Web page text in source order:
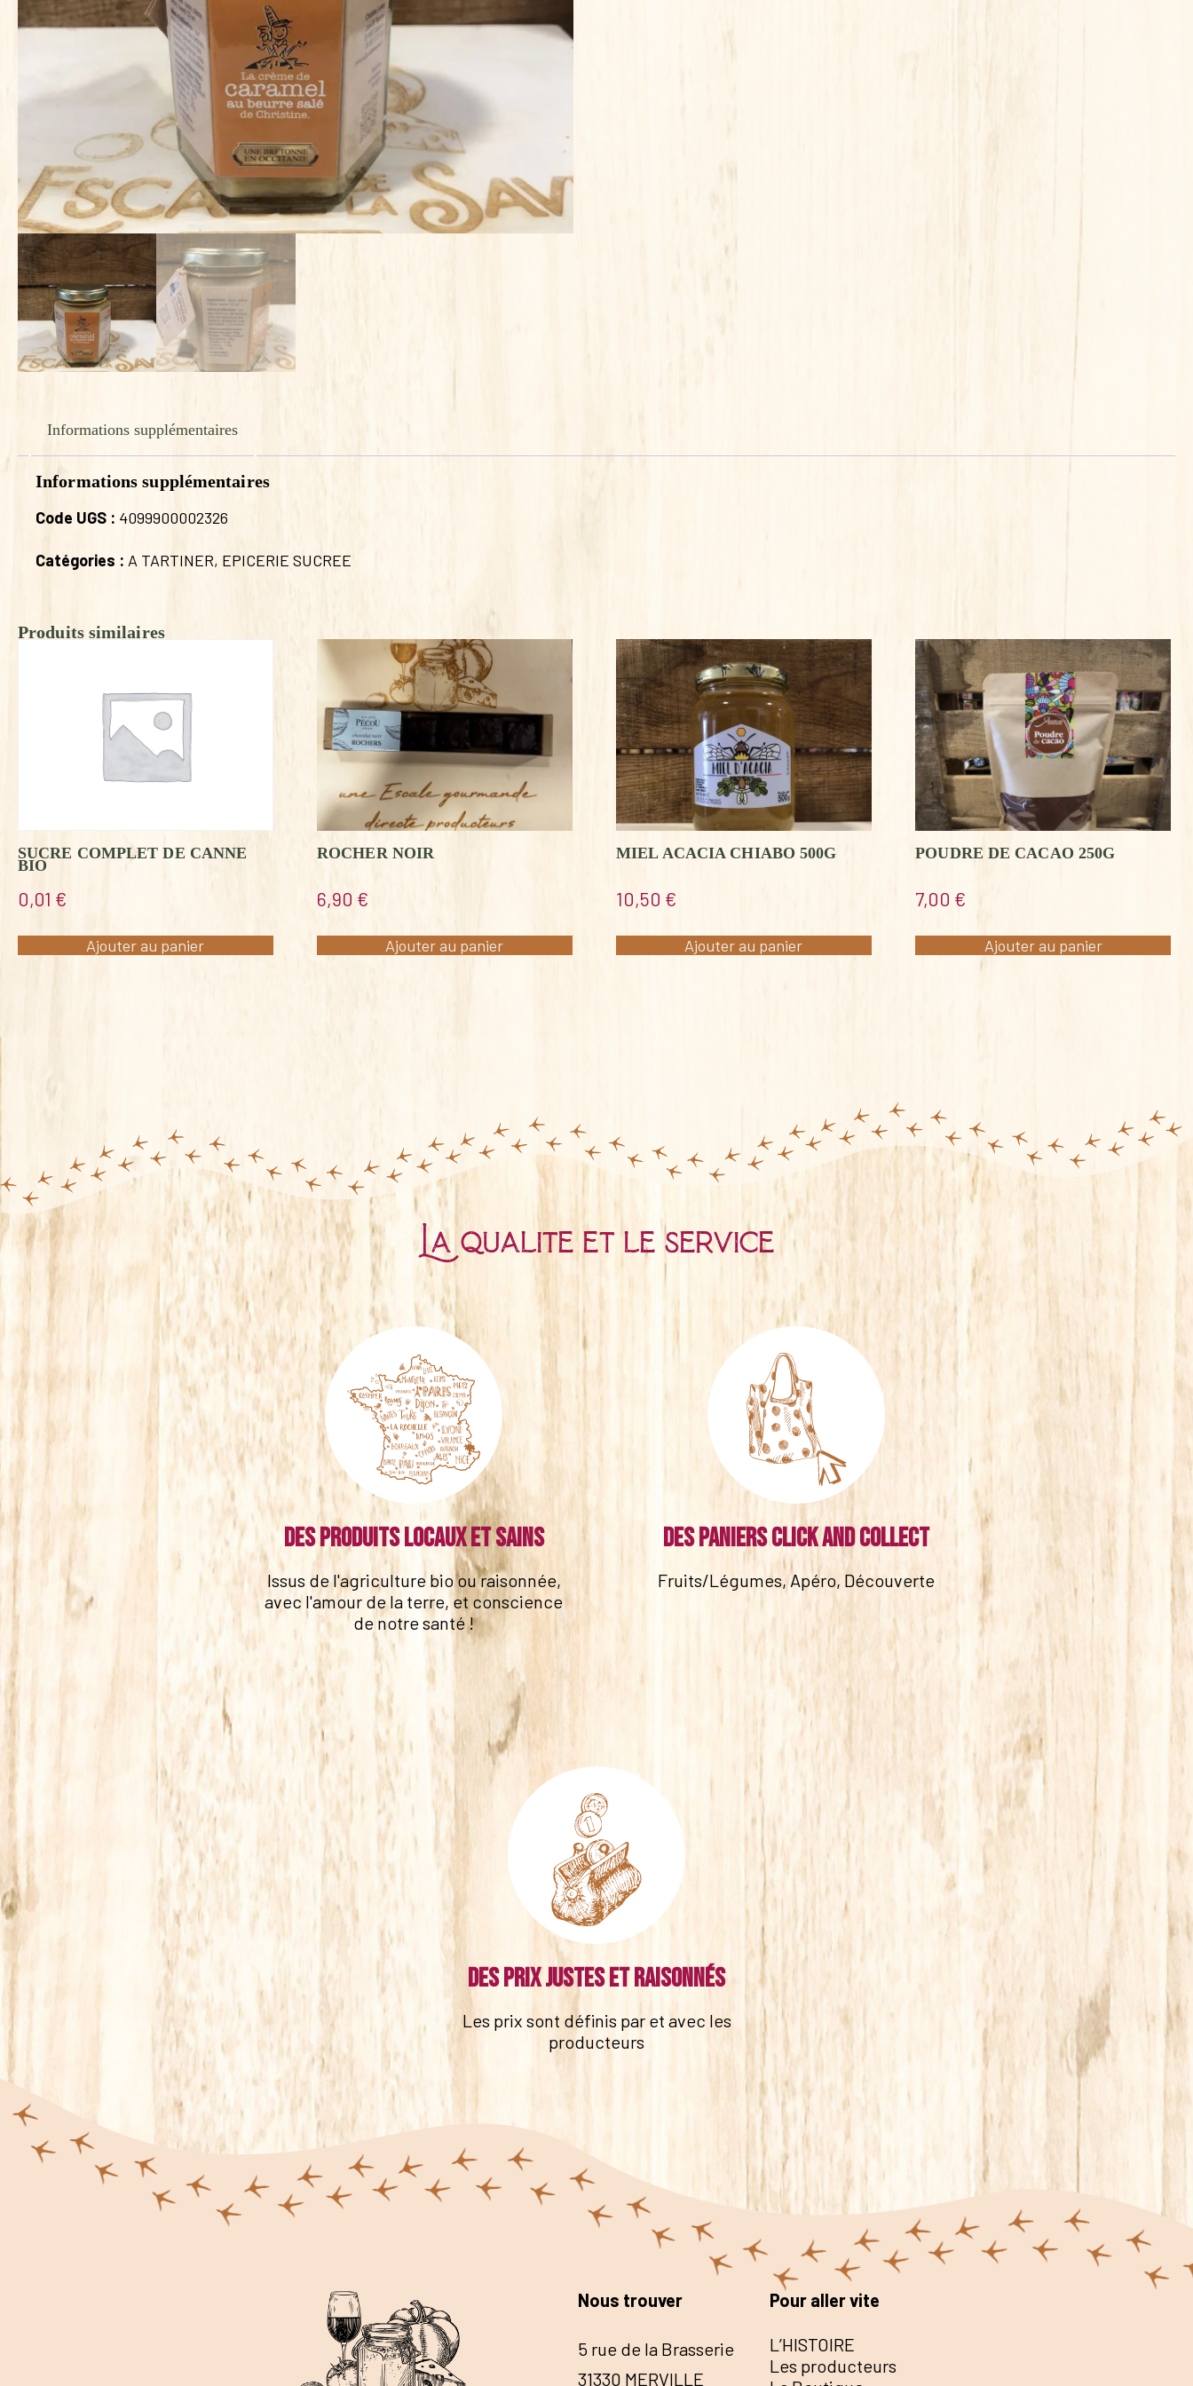
Informations supplémentaires
Informations supplémentaires
Code UGS : 4099900002326
Catégories : A TARTINER, EPICERIE SUCREE
Produits similaires
SUCRE COMPLET DE CANNE
BIO
0,01 €
Ajouter au panier
ROCHER NOIR
6,90 €
Ajouter au panier
MIEL ACACIA CHIABO 500G
10,50 €
Ajouter au panier
POUDRE DE CACAO 250G
7,00 €
Ajouter au panier
La qualité et le service
Des produits locaux et sains
Issus de l'agriculture bio ou raisonnée,
avec l'amour de la terre, et conscience
de notre santé !
Des paniers click and collect
Fruits/Légumes, Apéro, Découverte
Des prix justes et raisonnés
Les prix sont définis par et avec les
producteurs
Nous trouver
5 rue de la Brasserie
31330 MERVILLE
Pour aller vite
L’HISTOIRE
Les producteurs